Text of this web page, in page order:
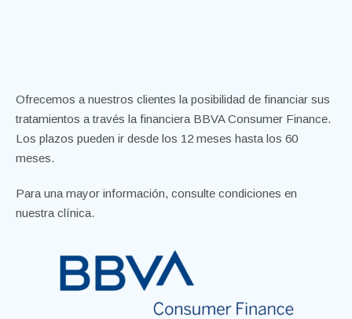
Ofrecemos a nuestros clientes la posibilidad de financiar sus
tratamientos a través la financiera BBVA Consumer Finance.
Los plazos pueden ir desde los 12 meses hasta los 60
meses.
Para una mayor información, consulte condiciones en
nuestra clínica.